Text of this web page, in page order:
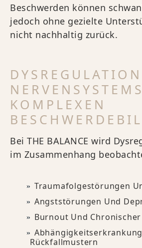
Beschwerden können
jedoch ohne gezielte
nicht nachhaltig zurück.
KOMPLEXEN
Bei THE BALANCE wird
im Zusammenhang
Traumafolgestörungen
Angststörungen Und
Burnout Und
Rückfallmustern